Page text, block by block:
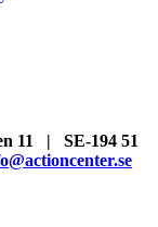
11 | SE-194 51